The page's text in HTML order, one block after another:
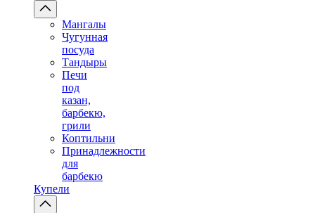
Мангалы
Чугунная
посуда
Тандыры
Печи
под
казан,
барбекю,
грили
Коптильни
Принадлежности
для
барбекю
Купели